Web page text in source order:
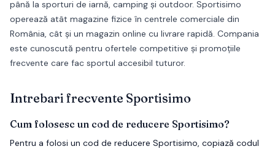
până la sporturi de iarnă, camping și outdoor. Sportisimo
operează atât magazine fizice în centrele comerciale din
România, cât și un magazin online cu livrare rapidă. Compania
este cunoscută pentru ofertele competitive și promoțiile
frecvente care fac sportul accesibil tuturor.
Intrebari frecvente Sportisimo
Cum folosesc un cod de reducere Sportisimo?
Pentru a folosi un cod de reducere Sportisimo, copiază codul